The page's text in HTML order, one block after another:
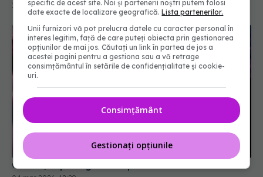
COVID, impact grav asupra creierului
04 mar 2026, 12:29
specific de acest site. Noi și partenerii noștri putem folosi
date exacte de localizare geografică.Lista partenerilor.
Unii furnizori vă pot prelucra datele cu caracter personal în
interes legitim, față de care puteți obiecta prin gestionarea
opțiunilor de mai jos. Căutați un link în partea de jos a
acestei pagini pentru a gestiona sau a vă retrage
consimțământul în setările de confidențialitate și cookie-
uri.
Consimțământ
Gestionați opțiunile